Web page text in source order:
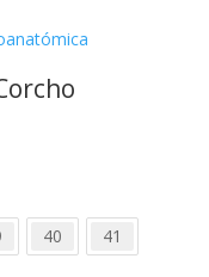
40 41